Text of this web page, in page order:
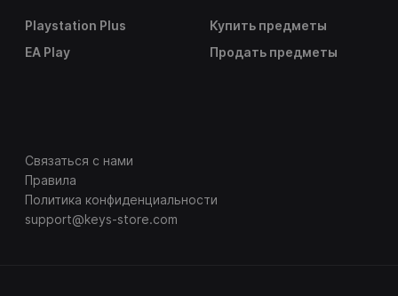
Playstation Plus
EA Play
Купить предметы
Продать предметы
Связаться с нами
Правила
Политика конфиденциальности
support@keys-store.com